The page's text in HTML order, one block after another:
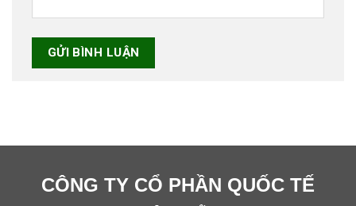
CÔNG TY CỔ PHẦN QUỐC TẾ